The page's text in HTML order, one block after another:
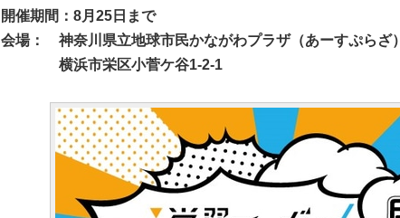
開催期間：8月25日まで
会場：
神奈川県立地球市民かながわプラザ（あーすぷらざ）
横浜市栄区小菅ケ谷1-2-1